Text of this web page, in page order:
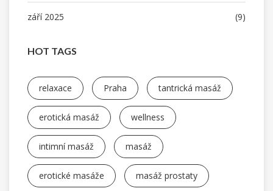
září 2025 (9)
HOT TAGS
relaxace Praha tantrická masáž
erotická masáž wellness
intimní masáž masáž
erotické masáže masáž prostaty